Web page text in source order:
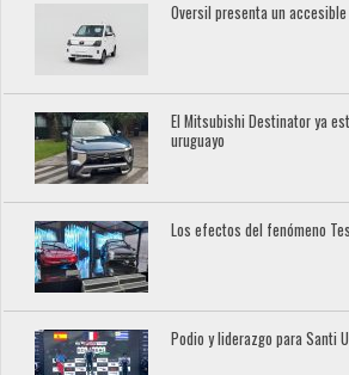
Oversil presenta un
El Mitsubishi Destinator ya
uruguayo
Los efectos del fenómeno
Podio y liderazgo para Santi